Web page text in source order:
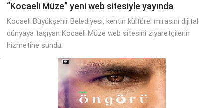
“Kocaeli Müze” yeni web sitesiyle yayında
Kocaeli Büyükşehir Belediyesi, kentin kültürel mirasını dijital
dünyaya taşıyan Kocaeli Müze web sitesini ziyaretçilerin
hizmetine sundu.